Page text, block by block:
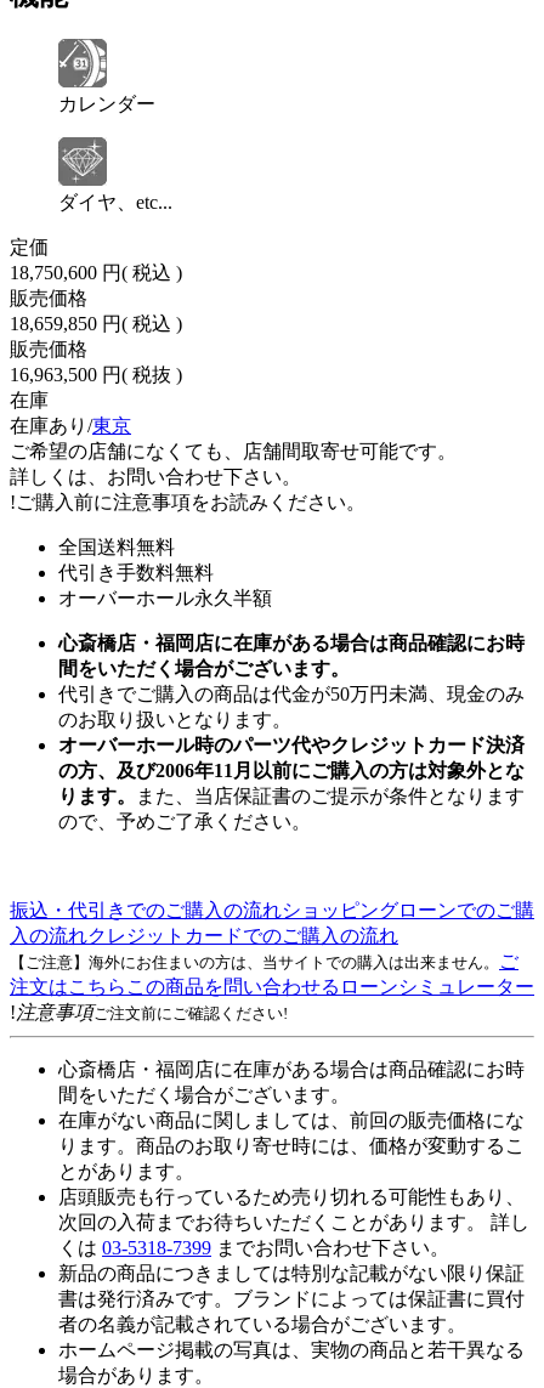
カレンダー
ダイヤ、etc...
定価
18,750,600 円( 税込 )
販売価格
18,659,850 円( 税込 )
販売価格
16,963,500 円( 税抜 )
在庫
在庫あり/東京
ご希望の店舗になくても、店舗間取寄せ可能です。
詳しくは、お問い合わせ下さい。
!ご購入前に注意事項をお読みください。
全国送料無料
代引き手数料無料
オーバーホール永久半額
心斎橋店・福岡店に在庫がある場合は商品確認にお時
間をいただく場合がございます。
代引きでご購入の商品は代金が50万円未満、現金のみ
のお取り扱いとなります。
オーバーホール時のパーツ代やクレジットカード決済
の方、及び2006年11月以前にご購入の方は対象外とな
ります。
また、当店保証書のご提示が条件となります
ので、予めご了承ください。
振込・代引きでのご購入の流れショッピングローンでのご購
入の流れクレジットカードでのご購入の流れ
【ご注意】海外にお住まいの方は、当サイトでの購入は出来ません。
ご
注文はこちら この商品を問い合わせる ローンシミュレーター
!注意事項ご注文前にご確認ください!
心斎橋店・福岡店に在庫がある場合は商品確認にお時
間をいただく場合がございます。
在庫がない商品に関しましては、前回の販売価格にな
ります。商品のお取り寄せ時には、価格が変動するこ
とがあります。
店頭販売も行っているため売り切れる可能性もあり、
次回の入荷までお待ちいただくことがあります。 詳し
くは 03-5318-7399 までお問い合わせ下さい。
新品の商品につきましては特別な記載がない限り保証
書は発行済みです。ブランドによっては保証書に買付
者の名義が記載されている場合がございます。
ホームページ掲載の写真は、実物の商品と若干異なる
場合があります。